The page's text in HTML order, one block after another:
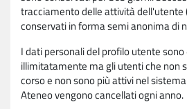
tracciamento delle attività dell'utente
conservati in forma semi anonima di
I dati personali del profilo utente
illimitatamente ma gli utenti che non
corso e non sono più attivi nel
Ateneo vengono cancellati ogni anno.